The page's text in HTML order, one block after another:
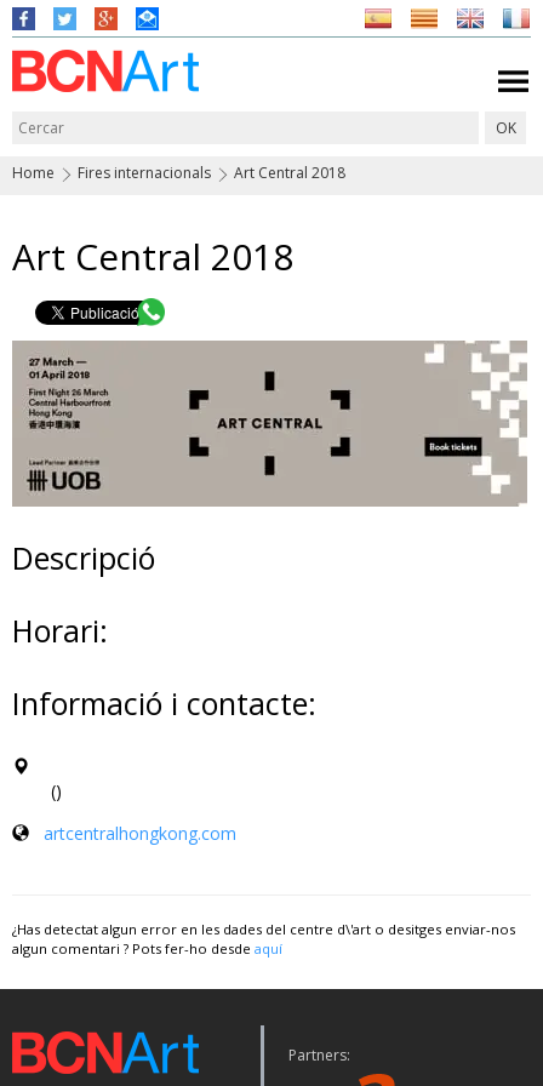
Home Fires internacionals Art Central 2018
Art Central 2018
Descripció
Horari:
Informació i contacte:
()
artcentralhongkong.com
¿Has detectat algun error en les dades del centre d\'art o desitges enviar-nos
algun comentari ? Pots fer-ho desde aquí
Partners: